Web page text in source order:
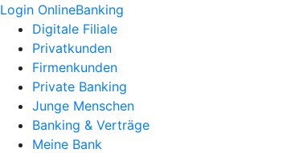
Login OnlineBanking
Digitale Filiale
Privatkunden
Firmenkunden
Private Banking
Junge Menschen
Banking & Verträge
Meine Bank